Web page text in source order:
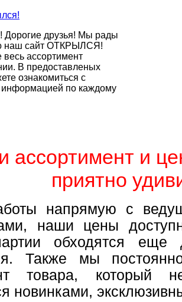
друзья! Мы рады
наш сайт ОТКРЫЛСЯ!
ассортимент
В предоставленых
ознакомиться с
по каждому
ассортимент и
приятно
напрямую с
наши цены
обходятся еще
Также мы
товара, который
новинками,